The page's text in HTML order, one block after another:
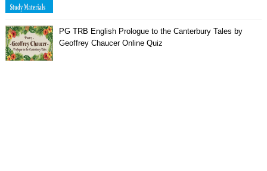
PG TRB English Prologue to the Canterbury Tales by
Geoffrey Chaucer Online Quiz